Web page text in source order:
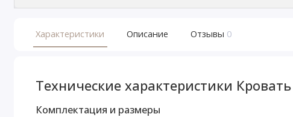
Характеристики Описание Отзывы 0
Технические характеристики
Комплектация и размеры